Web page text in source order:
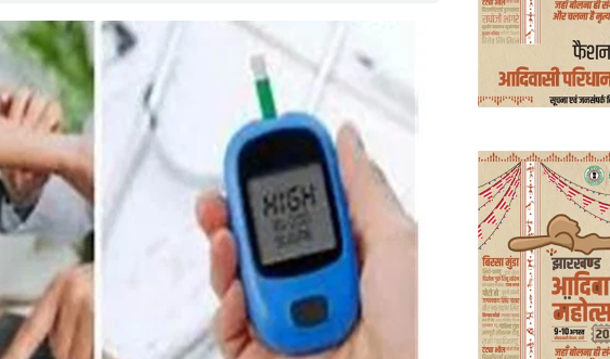
की गई है.